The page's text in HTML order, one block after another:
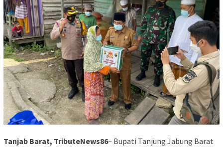
Tanjab Barat, TributeNews86– Bupati Tanjung Jabung Barat